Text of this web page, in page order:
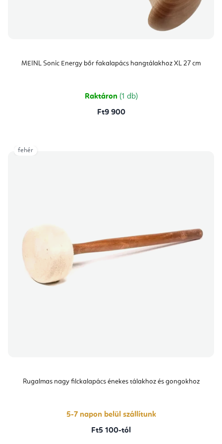
MEINL Sonic Energy bőr fakalapács hangtálakhoz XL 27 cm
Raktáron (1 db)
Ft9 900
Rugalmas nagy filckalapács énekes tálakhoz és gongokhoz
5-7 napon belül szállítunk
Ft5 100-tól
fehér